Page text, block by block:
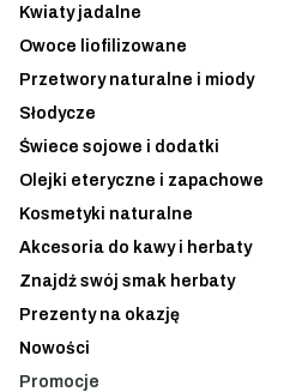
Kwiaty jadalne
Owoce liofilizowane
Przetwory naturalne i miody
Słodycze
Świece sojowe i dodatki
Olejki eteryczne i zapachowe
Kosmetyki naturalne
Akcesoria do kawy i herbaty
Znajdź swój smak herbaty
Prezenty na okazję
Nowości
Promocje